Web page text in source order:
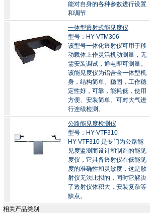
能对自身的各种参数进行设置
和调节
一体型透射式能见度仪
型号：HY-VTM306
该型号一体化透射仪可用于移
动载体上作灵活机动测量，无
需安装调试，通电即可测量。
该能见度仪为铝合金一体型机
身，结构简单、稳固，工作稳
定性好，可靠，能耗低，使用
方便、安装简单。可对大气进
行连续检测。
公路能见度检测仪
型号：HY-VTF310
HY-VTF310 是专门为公路能
见度监测而设计和制造的能见
度仪，它具备透射仪在低能见
度的准确性和灵敏度，这是散
射仪无法比拟的，同时它解决
了透射仪体积大，安装复杂等
缺点。
相关产品类别